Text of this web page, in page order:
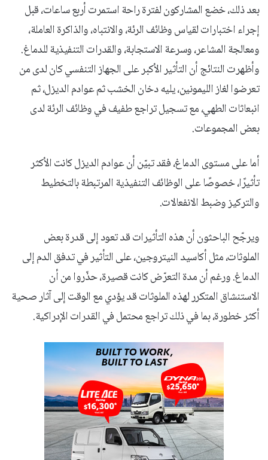
بعد ذلك، خضع المشاركون لفترة راحة استمرت أربع ساعات، قبل
إجراء اختبارات لقياس وظائف الرئة، والانتباه، والذاكرة العاملة،
ومعالجة المشاعر، وسرعة الاستجابة، والقدرات التنفيذية للدماغ.
وأظهرت النتائج أن التأثير الأكبر على الجهاز التنفسي كان لدى من
تعرضوا لغاز الليمونين، يليه دخان الخشب ثم عوادم الديزل، ثم
انبعاثات الطهي، مع تسجيل تراجع طفيف في وظائف الرئة لدى
بعض المجموعات.
أما على مستوى الدماغ، فقد تبيّن أن عوادم الديزل كانت الأكثر
تأثيرًا، خصوصًا على الوظائف التنفيذية المرتبطة بالتخطيط
والتركيز وضبط الانفعالات.
ويرجّح الباحثون أن هذه التأثيرات قد تعود إلى قدرة بعض
الملوثات، مثل أكاسيد النيتروجين، على التأثير في تدفق الدم إلى
الدماغ. ورغم أن مدة التعرّض كانت قصيرة، حذّروا من أن
الاستنشاق المتكرر لهذه الملوثات قد يؤدي مع الوقت إلى آثار صحية
أكثر خطورة، بما في ذلك تراجع محتمل في القدرات الإدراكية.